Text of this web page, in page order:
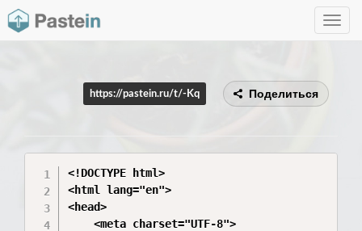
Toggle
https://pastein.ru/t/-Kq Поделиться
<!DOCTYPE html>
<html lang="en">
<head>
    <meta charset="UTF-8">